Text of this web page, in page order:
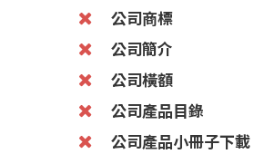
公司商標
公司簡介
公司橫額
公司產品目錄
公司產品小冊子下載